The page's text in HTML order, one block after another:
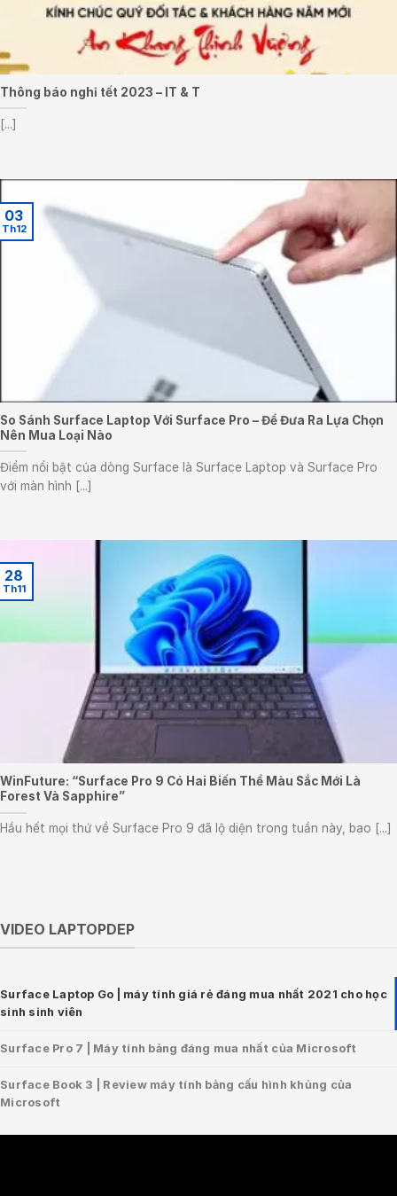
Thông báo nghỉ tết 2023 – IT & T
[...]
So Sánh Surface Laptop Với Surface Pro – Để Đưa Ra Lựa Chọn
Nên Mua Loại Nào
Điểm nổi bật của dòng Surface là Surface Laptop và Surface Pro
với màn hình [...]
03
Th12
WinFuture: “Surface Pro 9 Có Hai Biến Thể Màu Sắc Mới Là
Forest Và Sapphire”
Hầu hết mọi thứ về Surface Pro 9 đã lộ diện trong tuần này, bao [...]
28
Th11
VIDEO LAPTOPDEP
Surface Laptop Go | máy tính giá rẻ đáng mua nhất 2021 cho học
sinh sinh viên
Surface Pro 7 | Máy tính bảng đáng mua nhất của Microsoft
Surface Book 3 | Review máy tính bảng cấu hình khủng của
Microsoft